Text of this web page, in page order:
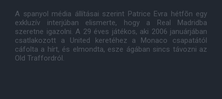
A spanyol média állításai szerint Patrice Evra hétfõn egy
exkluzív interjúban elismerte, hogy a Real Madridba
szeretne igazolni. A 29 éves játékos, aki 2006 januárjában
csatlakozott a United keretéhez a Monaco csapatától
cáfolta a hírt, és elmondta, esze ágában sincs távozni az
Old Traffordról.